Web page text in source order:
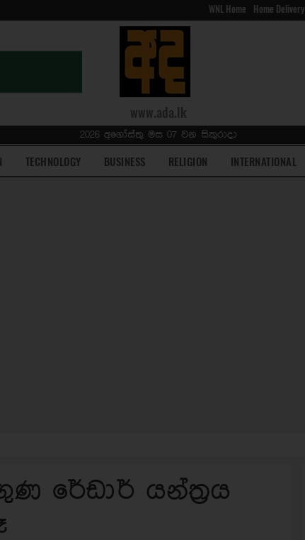
WNL Home Home Delivery
www.ada.lk
2026 අගෝස්තු මස 07 වන සිකුරාදා
TECHNOLOGY BUSINESS RELIGION INTERNATIONAL
රේඩාර් යන්ත්‍රය